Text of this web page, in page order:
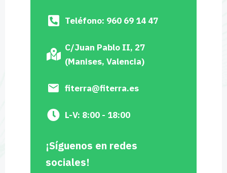
Teléfono: 960 69 14 47
C/Juan Pablo II, 27
(Manises, Valencia)
fiterra@fiterra.es
L-V: 8:00 - 18:00
¡Síguenos en redes
sociales!